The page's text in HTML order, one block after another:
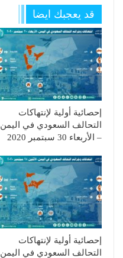
قد يعجبك ايضا
إحصائية أولية لإنتهاكات
التحالف السعودي في اليمن
– الأربعاء 30 سبتمبر 2020
إحصائية أولية لإنتهاكات
التحالف السعودي في اليمن